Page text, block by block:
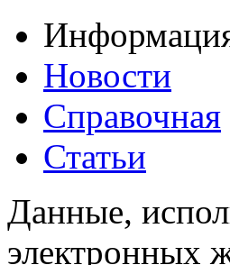
Новости
Справочная
Статьи
Данные,
электронных